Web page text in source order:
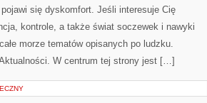
się dyskomfort. Jeśli interesuje Cię
kontrole, a także świat soczewek i nawyki
morze tematów opisanych po ludzku.
W centrum tej strony jest […]